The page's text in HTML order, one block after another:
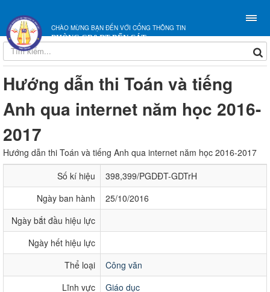
CHÀO MỪNG BẠN ĐẾN VỚI CỔNG THÔNG TIN
PHÒNG GD&ĐT BẾN CÁT
Hướng dẫn thi Toán và tiếng
Anh qua internet năm học 2016-
2017
Hướng dẫn thi Toán và tiếng Anh qua internet năm học 2016-2017
Số kí hiệu
398,399/PGDĐT-GDTrH
Ngày ban hành
25/10/2016
Ngày bắt đầu hiệu lực
Ngày hết hiệu lực
Thể loại
Công văn
Lĩnh vực
Giáo dục